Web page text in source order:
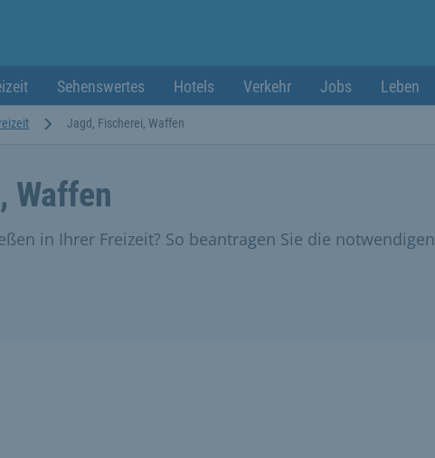
Sehenswertes Hotels Verkehr Jobs Leben
Jagd, Fischerei, Waffen
Waffen
in Ihrer Freizeit? So beantragen Sie die notwendigen